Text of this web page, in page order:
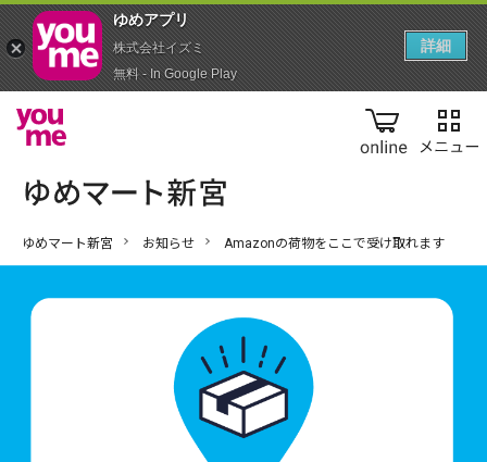
online
ゆめマート新宮 お知らせ Amazonの荷物をここで受け取れます
ゆめアプ‪リ‬
株式会社イズミ
無料 - In Google Play
詳細